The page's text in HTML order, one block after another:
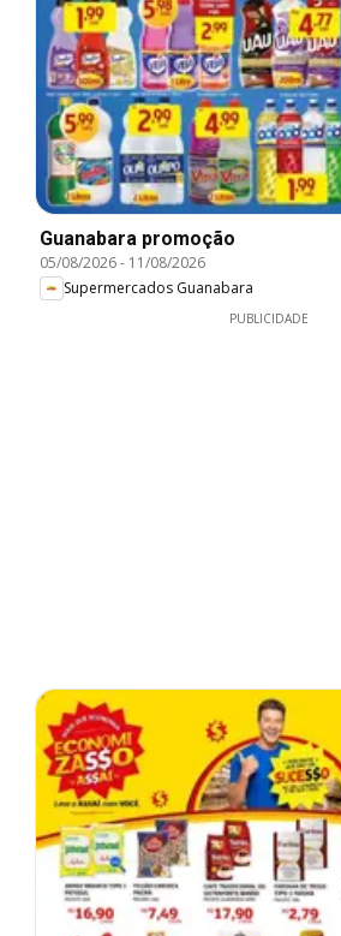
Guanabara promoção
05/08/2026- 11/08/2026
Supermercados Guanabara
PUBLICIDADE